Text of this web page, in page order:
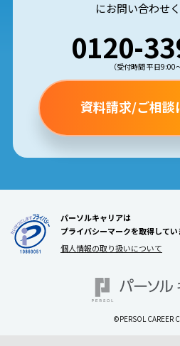
にお問い合わせ
0120-
（受付時間 平日9:00
資料請求/ご相談
パーソルキャリアは
プライバシーマークを取得してい
個人情報の取り扱いについて
©PERSOL CAREER